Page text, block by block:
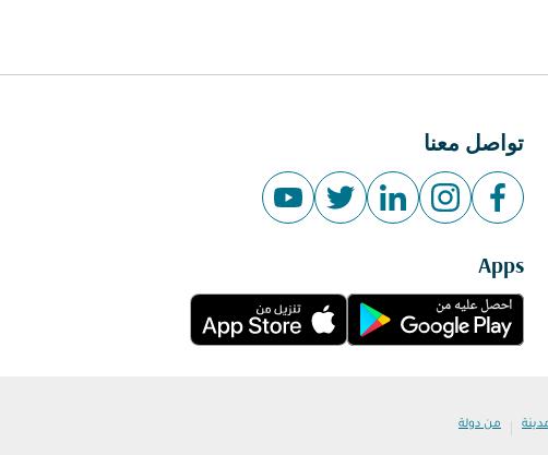
تواصل معنا
Apps
| من دولة